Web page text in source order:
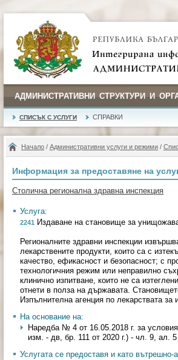
АДМИНИСТРАТИВНИ СТРУКТУРИ И
СПИСЪК С УСЛУГИ СПРАВКИ
Начало / Административни услуги и режими /
Информация за предоставяне на
Столична регионална здравна инспекция
Услуга:
2241 Издаване на становище за
Регионалните здравни инспекции
лекарствените продукти, които са с
качество, ефикасност и безопасност; с
технологичния режим или неправилно
клинично изпитване, които не са
отнети в полза на държавата.
Изпълнителна агенция по лекарствата
На основание на:
Наредба № 4 от 16.05.2018 г. за
изм. - дв, бр. 111 от 2020 г.) - чл. 9, ал. 5
Услугата се предоставя и като вътрешно-